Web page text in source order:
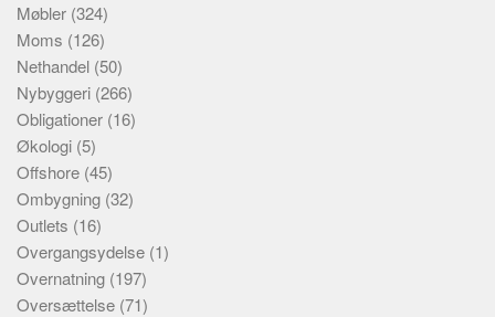
Møbler (324)
Moms (126)
Nethandel (50)
Nybyggeri (266)
Obligationer (16)
Økologi (5)
Offshore (45)
Ombygning (32)
Outlets (16)
Overgangsydelse (1)
Overnatning (197)
Oversættelse (71)